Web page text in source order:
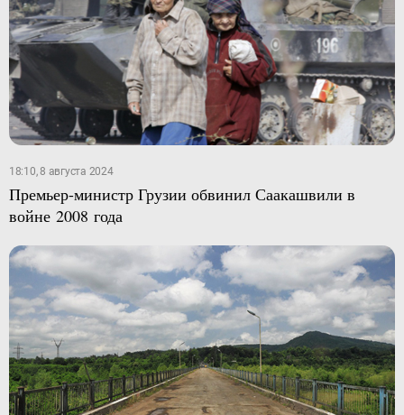
18:10, 8 августа 2024
Премьер-министр Грузии обвинил Саакашвили в
войне 2008 года